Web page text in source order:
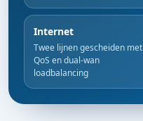
Internet
Twee lijnen gescheiden met
QoS en dual-wan
loadbalancing